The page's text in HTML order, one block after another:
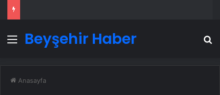
Menü
Beyşehir Haber
Anasayfa